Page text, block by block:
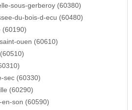
sous-gerberoy (60380)
du-bois-d-ecu (60480)
(60190)
ouen (60610)
sec (60330)
(60290)
en-son (60590)